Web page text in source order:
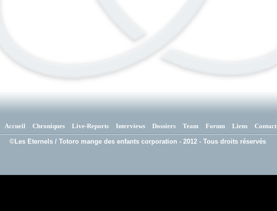
Accueil Chroniques Live-Reports Interviews Dossiers Team Forum Liens Contact
©Les Eternels / Totoro mange des enfants corporation - 2012 - Tous droits réservés